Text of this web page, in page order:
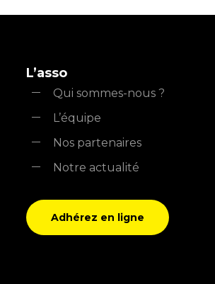
L’asso
Qui sommes-nous ?
L’équipe
Nos partenaires
Notre actualité
Adhérez en ligne